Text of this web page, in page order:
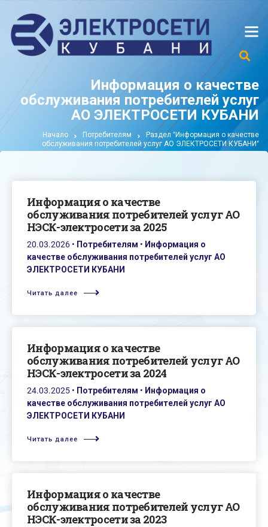
Информация о качестве
обслуживания потребителей услуг
АО ЭЛЕКТРОСЕТИ КУБАНИ
Начало Потребителям
Раздел "Информация о качестве
обслуживания потребителей услуг АО ЭЛЕКТРОСЕТИ КУБАНИ"
Информация о качестве
обслуживания потребителей услуг АО
НЭСК-электросети за 2025
20.03.2026 • Потребителям • Информация о
качестве обслуживания потребителей услуг АО
ЭЛЕКТРОСЕТИ КУБАНИ
Читать далее
Информация о качестве
обслуживания потребителей услуг АО
НЭСК-электросети за 2024
24.03.2025 • Потребителям • Информация о
качестве обслуживания потребителей услуг АО
ЭЛЕКТРОСЕТИ КУБАНИ
Читать далее
Информация о качестве
обслуживания потребителей услуг АО
НЭСК-электросети за 2023